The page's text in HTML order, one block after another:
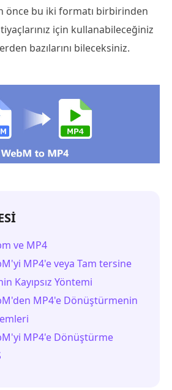
önce bu iki formatı birbirinden
için kullanabileceğiniz
bazılarını bileceksiniz.
ve MP4
MP4'e veya Tam tersine
Kayıpsız Yöntemi
MP4'e Dönüştürmenin
MP4'e Dönüştürme